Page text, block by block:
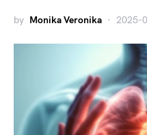
by Monika Veronika 2025-